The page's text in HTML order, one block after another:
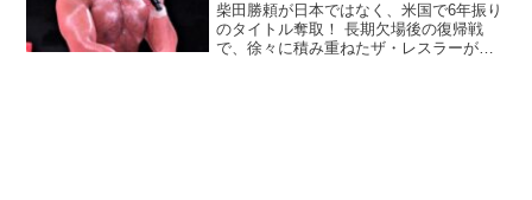
柴田勝頼が日本ではなく、米国で6年振り
のタイトル奪取！ 長期欠場後の復帰戦
で、徐々に積み重ねたザ・レスラーが防